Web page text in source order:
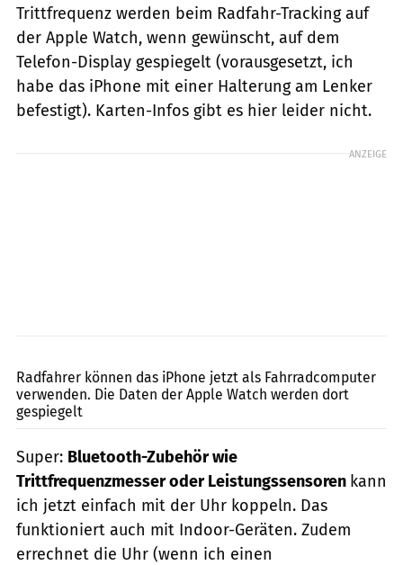
Trittfrequenz werden beim Radfahr-Tracking auf
der Apple Watch, wenn gewünscht, auf dem
Telefon-Display gespiegelt (vorausgesetzt, ich
habe das iPhone mit einer Halterung am Lenker
befestigt). Karten-Infos gibt es hier leider nicht.
ANZEIGE
Radfahrer können das iPhone jetzt als Fahrradcomputer
verwenden. Die Daten der Apple Watch werden dort
gespiegelt
Super: Bluetooth-Zubehör wie
Trittfrequenzmesser oder Leistungssensoren kann
ich jetzt einfach mit der Uhr koppeln. Das
funktioniert auch mit Indoor-Geräten. Zudem
errechnet die Uhr (wenn ich einen